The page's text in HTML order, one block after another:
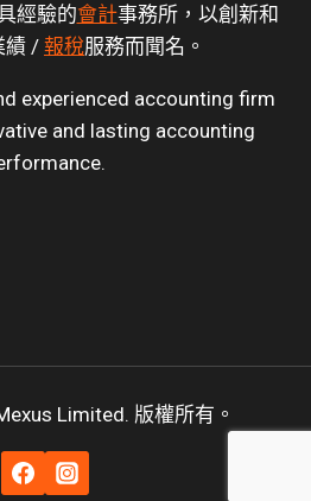
經驗的會計事務所，以創新和
績 / 報稅服務而聞名。
experienced accounting firm
and lasting accounting
Limited. 版權所有。